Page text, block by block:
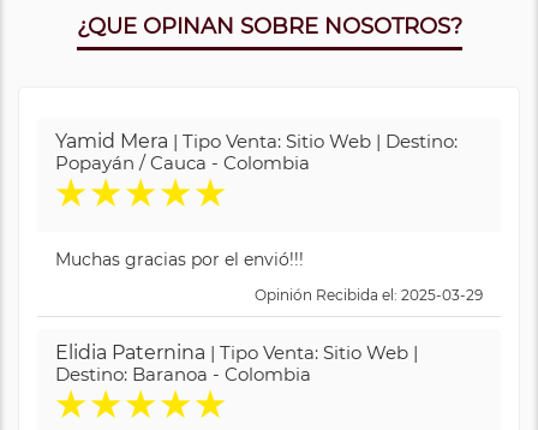
¿QUE OPINAN SOBRE NOSOTROS?
Yamid Mera | Tipo Venta: Sitio Web | Destino:
Popayán / Cauca - Colombia
★★★★★
Muchas gracias por el envió!!!
Opinión Recibida el: 2025-03-29
Elidia Paternina | Tipo Venta: Sitio Web |
Destino: Baranoa - Colombia
★★★★★